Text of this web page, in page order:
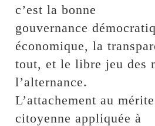
c’est la bonne
gouvernance
économique, la
tout, et le libre jeu des
l’alternance.
L’attachement au
citoyenne appliquée à